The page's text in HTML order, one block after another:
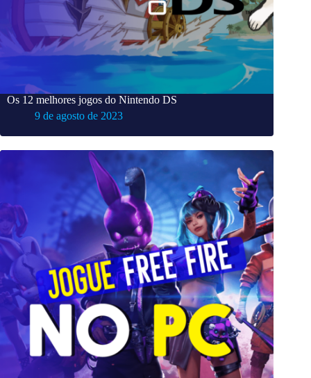
Os 12 melhores jogos do Nintendo DS
9 de agosto de 2023